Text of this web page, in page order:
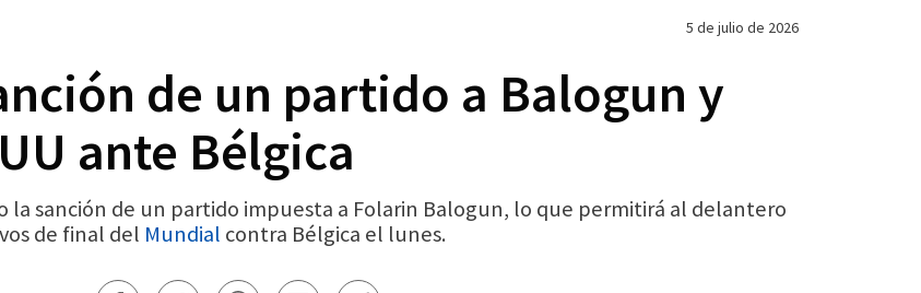
5 de julio de 2026
de un partido a Balogun y
ante Bélgica
la sanción de un partido impuesta a Folarin Balogun, lo que permitirá al delantero
de final del Mundial contra Bélgica el lunes.